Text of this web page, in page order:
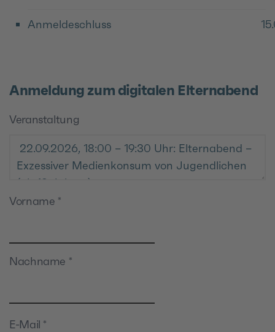
Anmeldeschluss
Anmeldung zum digitalen Elternabend
Veranstaltung
Vorname *
Nachname *
E-Mail *